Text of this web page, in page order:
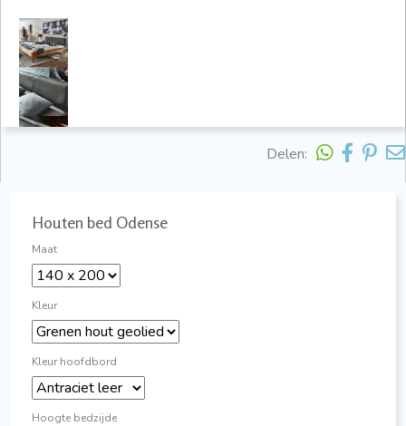
Delen:
Houten bed Odense
Maat
Kleur
Kleur hoofdbord
Hoogte bedzijde